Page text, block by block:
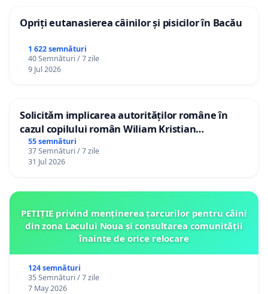
Opriți eutanasierea câinilor și pisicilor în Bacău
1 622 semnături
40 Semnături / 7 zile
9 Jul 2026
Solicităm implicarea autorităților române în
cazul copilului român Wiliam Kristian
Gheorghe, aflat în plasament în Danemarca de
12 ani
55 semnături
37 Semnături / 7 zile
31 Jul 2026
PETIȚIE privind menținerea țarcurilor pentru câini
din zona Lacului Noua și consultarea comunității
înainte de orice relocare
124 semnături
35 Semnături / 7 zile
7 May 2026